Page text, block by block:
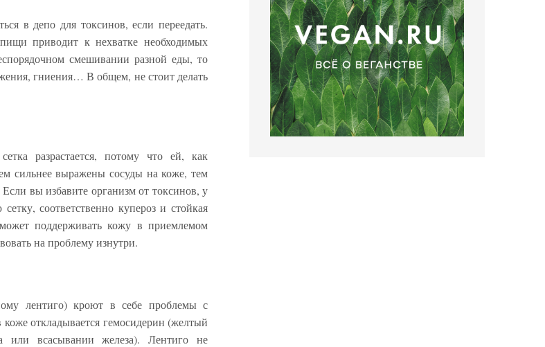
в депо для токсинов, если переедать.
приводит к нехватке необходимых
смешивании разной еды, то
гниения… В общем, не стоит делать
разрастается, потому что ей, как
сильнее выражены сосуды на коже, тем
вы избавите организм от токсинов, у
соответственно купероз и стойкая
поддерживать кожу в приемлемом
на проблему изнутри.
лентиго) кроют в себе проблемы с
откладывается гемосидерин (желтый
или всасывании железа). Лентиго не